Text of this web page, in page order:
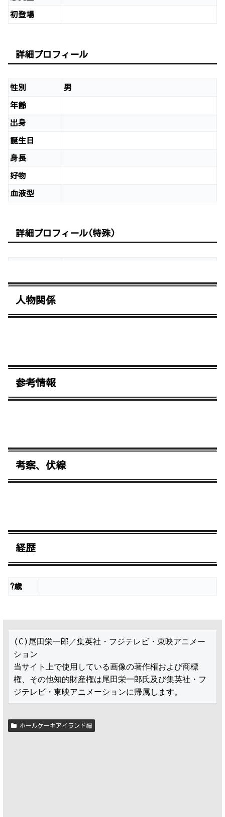
初登場
詳細プロフィール
性別 男
年齢
出身
誕生日
身長
好物
血液型
詳細プロフィール(特殊)
人物関係
参考情報
考察、伏線
経歴
?歳
(C)尾田栄一郎／集英社・フジテレビ・東映アニメー
ション
当サイト上で使用している画像の著作権および商標
権、その他知的財産権は尾田栄一郎氏及び集英社・フ
ジテレビ・東映アニメーションに帰属します。
ホールケーキアイランド編